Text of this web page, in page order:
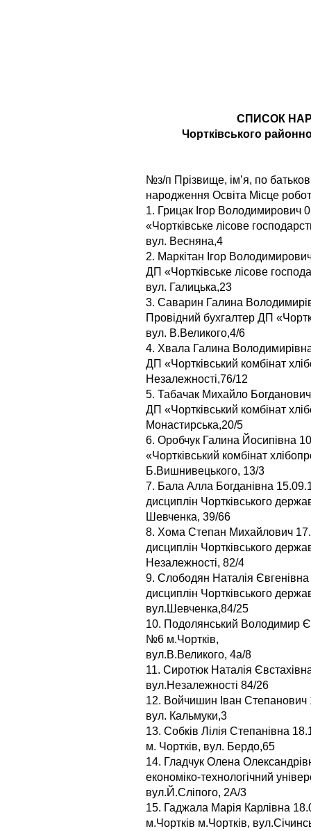
СПИСОК
Чортківського
№з/п Прізвище, ім’я, по
народження Освіта Місце
1. Грицак Ігор
«Чортківське лісове
вул. Весняна,4
2. Маркітан Ігор
ДП «Чортківське лісове
вул. Галицька,23
3. Саварин Галина
Провідний бухгалтер ДП
вул. В.Великого,4/6
4. Хвала Галина
ДП «Чортківський комбінат
Незалежності,76/12
5. Табачак Михайло
ДП «Чортківський комбінат
Монастирська,20/5
6. Оробчук Галина Йосипівна
«Чортківський комбінат
Б.Вишнивецького, 13/3
7. Бала Алла Богданівна
дисциплін Чортківського
Шевченка, 39/66
8. Хома Степан Михайлович
дисциплін Чортківського
Незалежності, 82/4
9. Слободян Наталія
дисциплін Чортківського
вул.Шевченка,84/25
10. Подолянський Володимир
№6 м.Чортків,
вул.В.Великого, 4а/8
11. Сиротюк Наталія
вул.Незалежності 84/26
12. Войчишин Іван
вул. Кальмуки,3
13. Собків Лілія Степанівна
м. Чортків, вул. Бердо,65
14. Гладчук Олена
економіко-технологічний
вул.Й.Сліпого, 2А/3
15. Гаджала Марія Карлівна
м.Чортків м.Чортків,